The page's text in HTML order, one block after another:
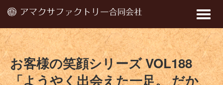
Toggle
お客様の笑顔シリーズ VOL188
「ようやく出会えた一足。 だか